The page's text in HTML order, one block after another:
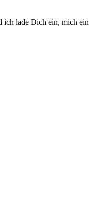
lade Dich ein, mich